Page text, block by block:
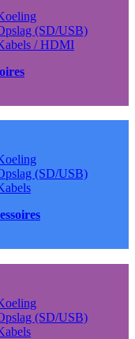
(SD/USB)
/ HDMI
(SD/USB)
(SD/USB)